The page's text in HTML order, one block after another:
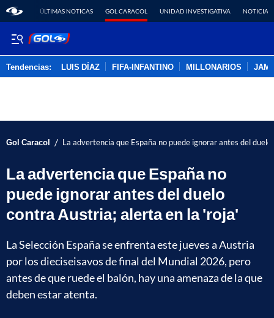
ÚLTIMAS NOTICAS GOL CARACOL UNIDAD INVESTIGATIVA NOTICIAS
Tendencias: LUIS DÍAZ FIFA-INFANTINO MILLONARIOS
Gol Caracol / La advertencia que España no puede ignorar antes del
La advertencia que España no
puede ignorar antes del duelo
contra Austria; alerta en la 'roja'
La Selección España se enfrenta este jueves a Austria
por los dieciseisavos de final del Mundial 2026, pero
antes de que ruede el balón, hay una amenaza de la que
deben estar atenta.